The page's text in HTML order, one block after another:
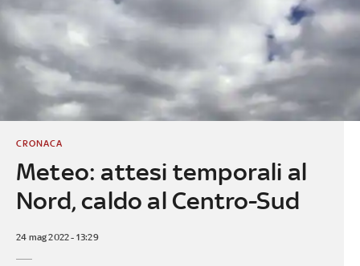
Meteo: attesi temporali al
Nord, caldo al Centro-Sud
CRONACA
24 mag 2022 - 13:29